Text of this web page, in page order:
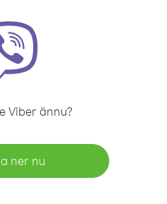
Viber ännu?
ner nu